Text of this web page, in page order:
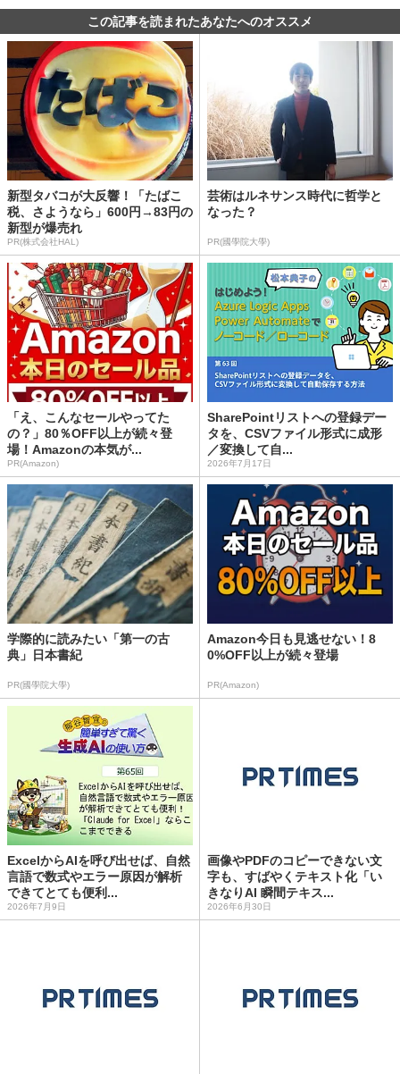
この記事を読まれたあなたへのオススメ
新型タバコが大反響！「たばこ
税、さようなら」600円→83円の
新型が爆売れ
PR(株式会社HAL)
芸術はルネサンス時代に哲学と
なった？
PR(國學院大學)
「え、こんなセールやってた
の？」80％OFF以上が続々登
場！Amazonの本気が...
PR(Amazon)
SharePointリストへの登録デー
タを、CSVファイル形式に成形
／変換して自...
2026年7月17日
学際的に読みたい「第一の古
典」日本書紀
PR(國學院大學)
Amazon今日も見逃せない！8
0%OFF以上が続々登場
PR(Amazon)
ExcelからAIを呼び出せば、自然
言語で数式やエラー原因が解析
できてとても便利...
2026年7月9日
画像やPDFのコピーできない文
字も、すばやくテキスト化「い
きなりAI 瞬間テキス...
2026年6月30日